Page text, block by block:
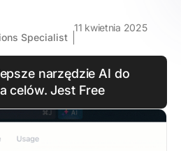
Specialist
11 kwietnia 2025
narzędzie AI do
celów. Jest Free